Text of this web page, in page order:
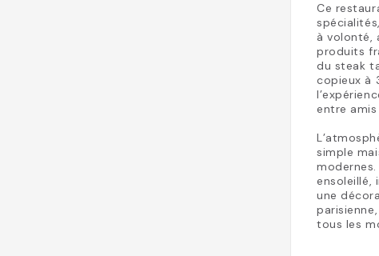
Ce
à volonté,
produits
du steak
copieux à
entre
simple
ensoleillé,
une
tous les